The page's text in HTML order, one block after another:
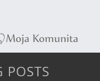
POSTS